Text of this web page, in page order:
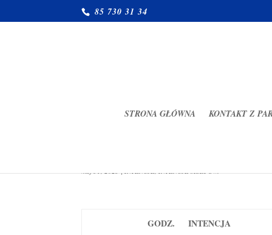
85 730 31 34
STRONA GŁÓWNA KONTAKT Z
maj 31, 2025|INTENCJE,INTENCJE MSZY ŚW.
GODZ. INTENCJA